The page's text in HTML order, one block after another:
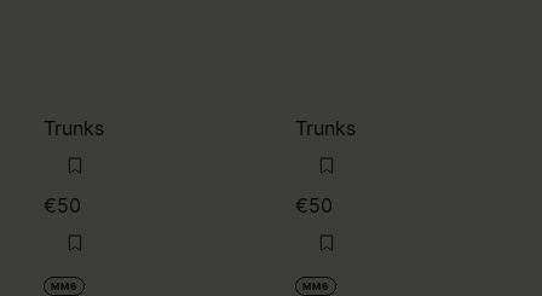
Trunks
€50
MM6
Trunks
€50
MM6